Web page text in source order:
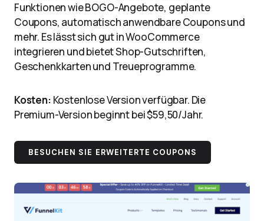
Funktionen wie BOGO-Angebote, geplante
Coupons, automatisch anwendbare Coupons und
mehr. Es lässt sich gut in WooCommerce
integrieren und bietet Shop-Gutschriften,
Geschenkkarten und Treueprogramme.
Kosten: Kostenlose Version verfügbar. Die
Premium-Version beginnt bei $59,50/Jahr.
BESUCHEN SIE ERWEITERTE COUPONS